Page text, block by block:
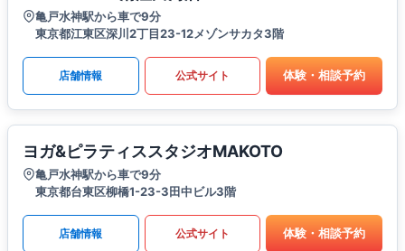
亀戸水神駅から車で9分
東京都江東区深川2丁目23-12メゾンサカタ3階
店舗情報 公式サイト 体験・相談予約
ヨガ&ピラティススタジオMAKOTO
亀戸水神駅から車で9分
東京都台東区柳橋1-23-3田中ビル3階
店舗情報 公式サイト 体験・相談予約